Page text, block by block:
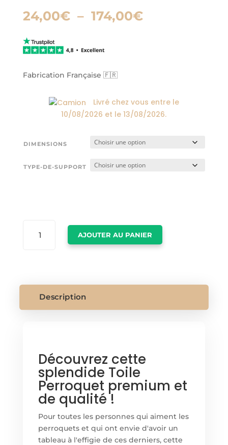
24,00€ – 174,00€Plage
Fabrication Française 🇫🇷
Livré chez vous entre le
10/08/2026 et le13/08/2026.
DIMENSIONS
TYPE-DE-SUPPORT
AJOUTER AU PANIER
Description
Découvrez cette
splendide Toile
Perroquet premium et
de qualité !
Pour toutes les personnes qui aiment les
perroquets et qui ont envie d'avoir un
tableau à l'effigie de ces derniers, cette